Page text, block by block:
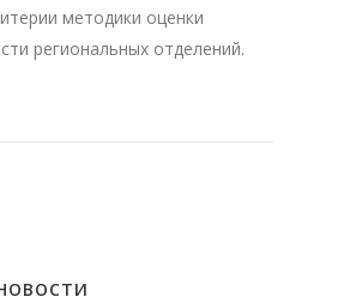
методики оценки
региональных отделений.